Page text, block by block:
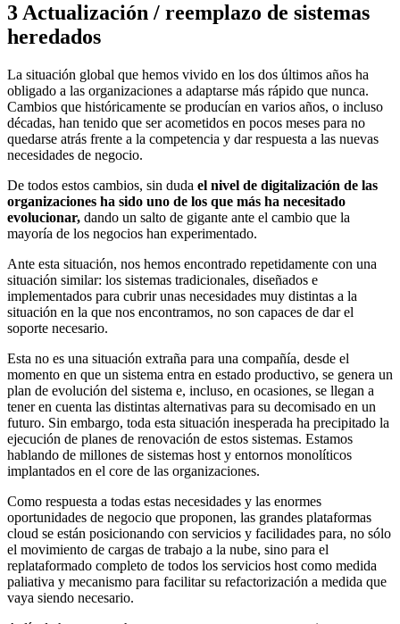
3Actualización / reemplazo de sistemas
heredados
La situación global que hemos vivido en los dos últimos años ha
obligado a las organizaciones a adaptarse más rápido que nunca.
Cambios que históricamente se producían en varios años, o incluso
décadas, han tenido que ser acometidos en pocos meses para no
quedarse atrás frente a la competencia y dar respuesta a las nuevas
necesidades de negocio.
De todos estos cambios, sin duda el nivel de digitalización de las
organizaciones ha sido uno de los que más ha necesitado
evolucionar, dando un salto de gigante ante el cambio que la
mayoría de los negocios han experimentado.
Ante esta situación, nos hemos encontrado repetidamente con una
situación similar: los sistemas tradicionales, diseñados e
implementados para cubrir unas necesidades muy distintas a la
situación en la que nos encontramos, no son capaces de dar el
soporte necesario.
Esta no es una situación extraña para una compañía, desde el
momento en que un sistema entra en estado productivo, se genera un
plan de evolución del sistema e, incluso, en ocasiones, se llegan a
tener en cuenta las distintas alternativas para su decomisado en un
futuro. Sin embargo, toda esta situación inesperada ha precipitado la
ejecución de planes de renovación de estos sistemas. Estamos
hablando de millones de sistemas host y entornos monolíticos
implantados en el core de las organizaciones.
Como respuesta a todas estas necesidades y las enormes
oportunidades de negocio que proponen, las grandes plataformas
cloud se están posicionando con servicios y facilidades para, no sólo
el movimiento de cargas de trabajo a la nube, sino para el
replataformado completo de todos los servicios host como medida
paliativa y mecanismo para facilitar su refactorización a medida que
vaya siendo necesario.